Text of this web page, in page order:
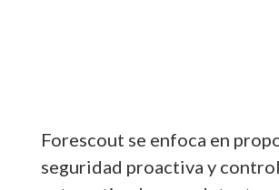
Forescout se enfoca en
seguridad proactiva y control